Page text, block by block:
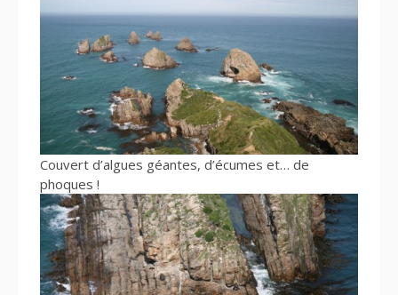
Couvert d’algues géantes, d’écumes et… de
phoques !